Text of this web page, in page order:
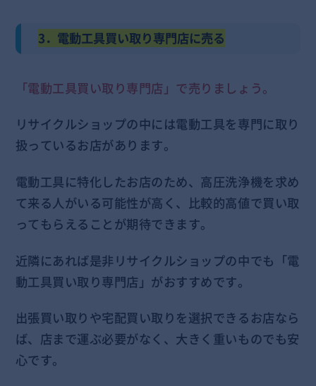
3．電動工具買い取り専門店に売る
「電動工具買い取り専門店」で売りましょう。
リサイクルショップの中には電動工具を専門に取り
扱っているお店があります。
電動工具に特化したお店のため、高圧洗浄機を求め
て来る人がいる可能性が高く、比較的高値で買い取
ってもらえることが期待できます。
近隣にあれば是非リサイクルショップの中でも「電
動工具買い取り専門店」がおすすめです。
出張買い取りや宅配買い取りを選択できるお店なら
ば、店まで運ぶ必要がなく、大きく重いものでも安
心です。